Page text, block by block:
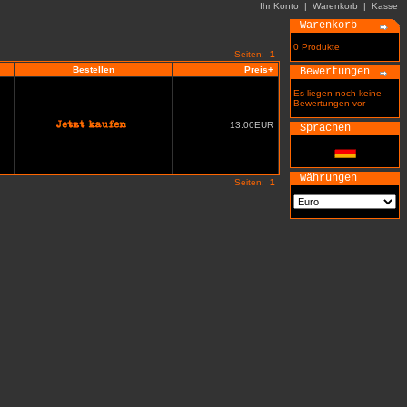
Ihr Konto | Warenkorb | Kasse
Seiten: 1
Bestellen Preis+
13.00EUR
Seiten: 1
Warenkorb
0 Produkte
Bewertungen
Es liegen noch keine
Bewertungen vor
Sprachen
Währungen